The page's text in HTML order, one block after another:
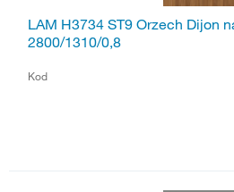
LAM H3734 ST9 Orzech Dijon
2800/1310/0,8
Kod